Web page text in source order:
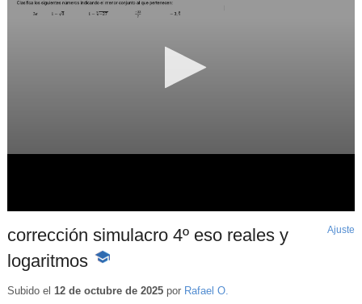
corrección simulacro 4º eso reales y
logaritmos -
educativo
Ajuste
Subido el 12 de octubre de 2025por Rafael O.